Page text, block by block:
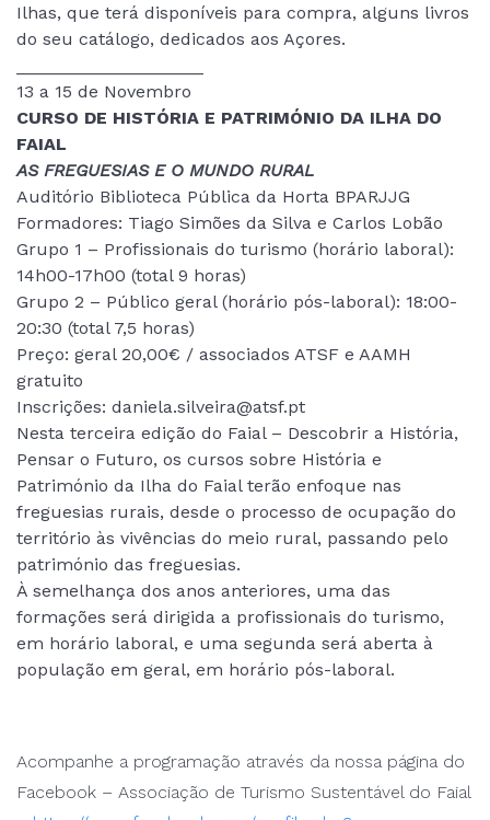
Ilhas, que terá disponíveis para compra, alguns livros
do seu catálogo, dedicados aos Açores.
13 a 15 de Novembro
CURSO DE HISTÓRIA E PATRIMÓNIO DA ILHA DO
FAIAL
AS FREGUESIAS E O MUNDO RURAL
Auditório Biblioteca Pública da Horta BPARJJG
Formadores: Tiago Simões da Silva e Carlos Lobão
Grupo 1 – Profissionais do turismo (horário laboral):
14h00-17h00 (total 9 horas)
Grupo 2 – Público geral (horário pós-laboral): 18:00-
20:30 (total 7,5 horas)
Preço: geral 20,00€ / associados ATSF e AAMH
gratuito
Inscrições: daniela.silveira@atsf.pt
Nesta terceira edição do Faial – Descobrir a História,
Pensar o Futuro, os cursos sobre História e
Património da Ilha do Faial terão enfoque nas
freguesias rurais, desde o processo de ocupação do
território às vivências do meio rural, passando pelo
património das freguesias.
À semelhança dos anos anteriores, uma das
formações será dirigida a profissionais do turismo,
em horário laboral, e uma segunda será aberta à
população em geral, em horário pós-laboral.
Acompanhe a programação através da nossa página do
Facebook – Associação de Turismo Sustentável do Faial